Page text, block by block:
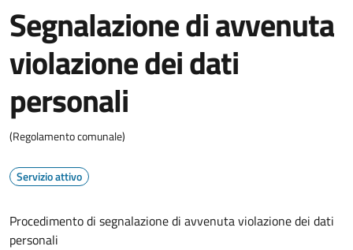
Segnalazione di avvenuta
violazione dei dati
personali
(Regolamento comunale)
Servizio attivo
Procedimento di segnalazione di avvenuta violazione dei dati
personali